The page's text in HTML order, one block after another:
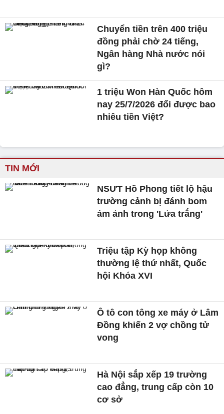
Chuyển tiền trên 400 triệu
đồng phải chờ 24 tiếng,
Ngân hàng Nhà nước nói
gì?
1 triệu Won Hàn Quốc hôm
nay 25/7/2026 đổi được bao
nhiêu tiền Việt?
TIN MỚI
NSƯT Hồ Phong tiết lộ hậu
trường cảnh bị đánh bom
ám ảnh trong 'Lửa trắng'
Triệu tập Kỳ họp không
thường lệ thứ nhất, Quốc
hội Khóa XVI
Ô tô con tông xe máy ở Lâm
Đồng khiến 2 vợ chồng tử
vong
Hà Nội sắp xếp 19 trường
cao đẳng, trung cấp còn 10
cơ sở